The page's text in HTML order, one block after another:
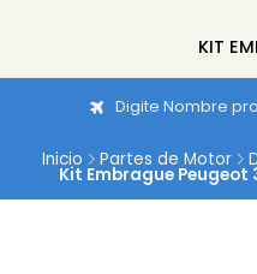
KIT
Digite Nombre
Inicio Partes de Motor
Kit Embrague Peugeot